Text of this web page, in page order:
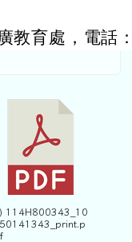
教育處，電話
114H800343_10